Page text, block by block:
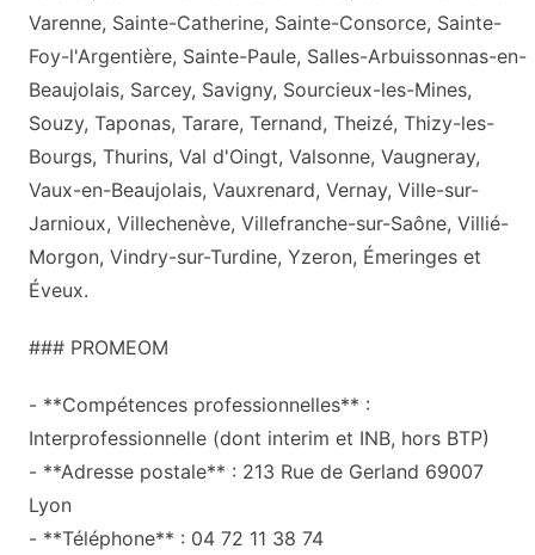
Varenne, Sainte-Catherine, Sainte-Consorce, Sainte-
Foy-l'Argentière, Sainte-Paule, Salles-Arbuissonnas-en-
Beaujolais, Sarcey, Savigny, Sourcieux-les-Mines,
Souzy, Taponas, Tarare, Ternand, Theizé, Thizy-les-
Bourgs, Thurins, Val d'Oingt, Valsonne, Vaugneray,
Vaux-en-Beaujolais, Vauxrenard, Vernay, Ville-sur-
Jarnioux, Villechenève, Villefranche-sur-Saône, Villié-
Morgon, Vindry-sur-Turdine, Yzeron, Émeringes et
Éveux.
### PROMEOM
- **Compétences professionnelles** :
Interprofessionnelle (dont interim et INB, hors BTP)
- **Adresse postale** : 213 Rue de Gerland 69007
Lyon
- **Téléphone** : 04 72 11 38 74